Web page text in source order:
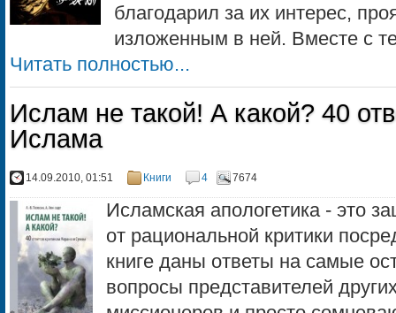
благодарил за их интерес,
изложенным в ней. Вместе с
Читать полностью...
Ислам не такой! А какой? 40
Ислама
14.09.2010, 01:51 Книги 4 7674
Исламская апологетика - это
от рациональной критики
книге даны ответы на самые
вопросы представителей